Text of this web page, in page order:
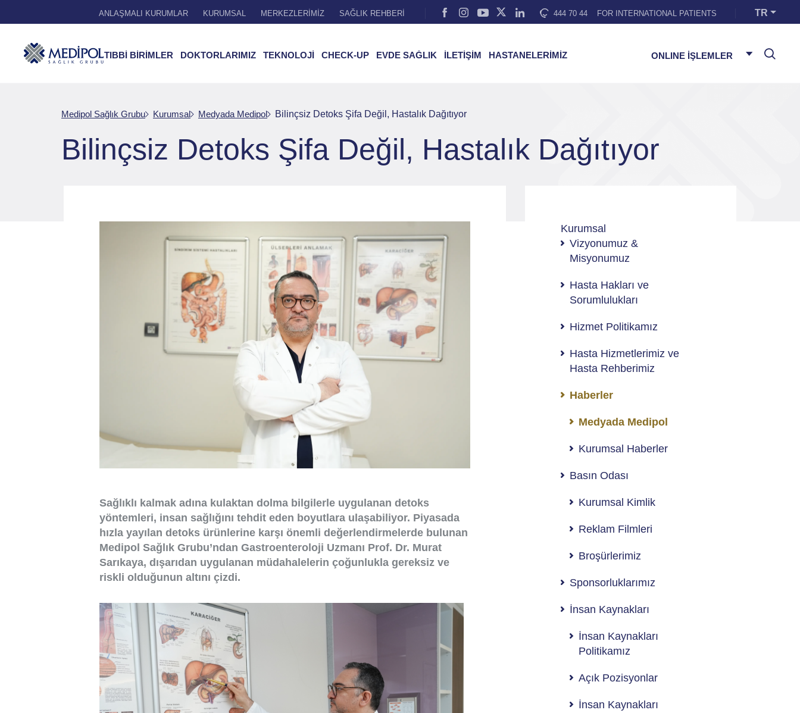
ANLAŞMALI KURUMLAR KURUMSAL MERKEZLERİMİZ SAĞLIK REHBERİ 444 70 44 FOR INTERNATIONAL PATIENTS TR
TIBBİ BİRİMLER DOKTORLARIMIZ TEKNOLOJİ CHECK-UP EVDE SAĞLIK İLETİŞİM HASTANELERİMİZ ONLINE İŞLEMLER
Medipol Sağlık Grubu Kurumsal Medyada Medipol Bilinçsiz Detoks Şifa Değil, Hastalık Dağıtıyor
Bilinçsiz Detoks Şifa Değil, Hastalık Dağıtıyor
Sağlıklı kalmak adına kulaktan dolma bilgilerle uygulanan detoks
yöntemleri, insan sağlığını tehdit eden boyutlara ulaşabiliyor. Piyasada
hızla yayılan detoks ürünlerine karşı önemli değerlendirmelerde bulunan
Medipol Sağlık Grubu’ndan Gastroenteroloji Uzmanı Prof. Dr. Murat
Sarıkaya, dışarıdan uygulanan müdahalelerin çoğunlukla gereksiz ve
riskli olduğunun altını çizdi.
Kurumsal
Vizyonumuz &
Misyonumuz
Hasta Hakları ve
Sorumlulukları
Hizmet Politikamız
Hasta Hizmetlerimiz ve
Hasta Rehberimiz
Haberler
Medyada Medipol
Kurumsal Haberler
Basın Odası
Kurumsal Kimlik
Reklam Filmleri
Broşürlerimiz
Sponsorluklarımız
İnsan Kaynakları
İnsan Kaynakları
Politikamız
Açık Pozisyonlar
İnsan Kaynakları